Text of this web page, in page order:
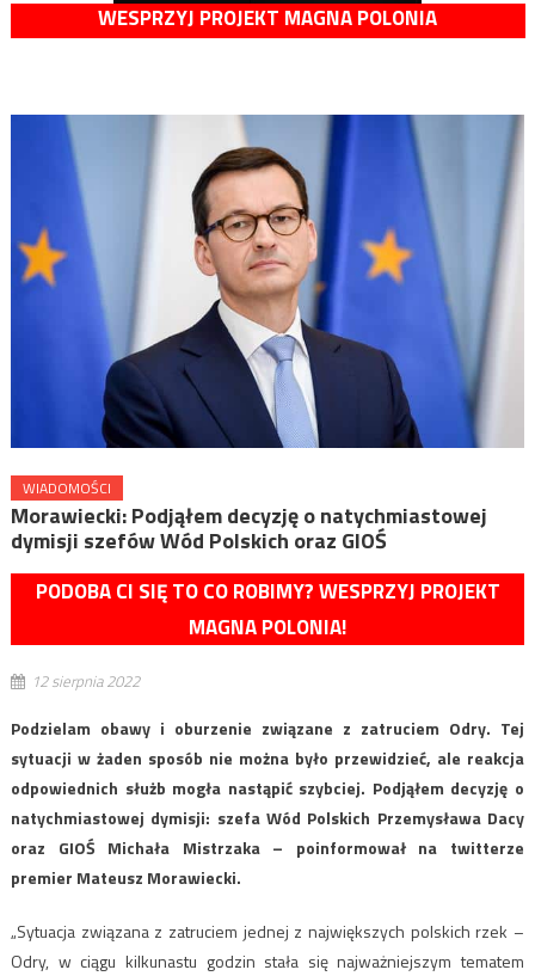
WESPRZYJ PROJEKT MAGNA POLONIA
WIADOMOŚCI
Morawiecki: Podjąłem decyzję o natychmiastowej
dymisji szefów Wód Polskich oraz GIOŚ
PODOBA CI SIĘ TO CO ROBIMY? WESPRZYJ PROJEKT
MAGNA POLONIA!
12 sierpnia 2022
Podzielam obawy i oburzenie związane z zatruciem Odry. Tej
sytuacji w żaden sposób nie można było przewidzieć, ale reakcja
odpowiednich służb mogła nastąpić szybciej. Podjąłem decyzję o
natychmiastowej dymisji: szefa Wód Polskich Przemysława Dacy
oraz GIOŚ Michała Mistrzaka – poinformował na twitterze
premier Mateusz Morawiecki.
„Sytuacja związana z zatruciem jednej z największych polskich rzek –
Odry, w ciągu kilkunastu godzin stała się najważniejszym tematem